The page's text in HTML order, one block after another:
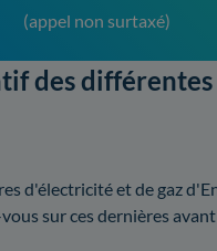
(appel non surtaxé)
des
d'électricité et de gaz
sur ces dernières